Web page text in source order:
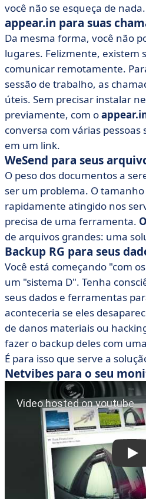
você não se esqueça de nada.
appear.in para suas
Da mesma forma, você não
lugares. Felizmente, existem
comunicar remotamente.
sessão de trabalho, as
úteis. Sem precisar instalar
previamente, com o
conversa com várias
em um link.
WeSend para seus
O peso dos documentos a
ser um problema. O
rapidamente atingido nos
precisa de uma ferramenta.
de arquivos grandes: uma
Backup RG para seus
Você está começando "com
um "sistema D". Tenha
seus dados e ferramentas
aconteceria se eles
de danos materiais ou
fazer o backup deles com
É para isso que serve a
Netvibes para o seu